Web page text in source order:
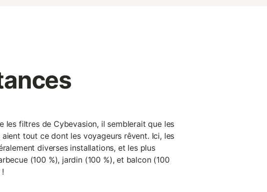
les filtres de Cybevasion, il semblerait que les
tout ce dont les voyageurs rêvent. Ici, les
diverses installations, et les plus
(100 %), jardin (100 %), et balcon (100